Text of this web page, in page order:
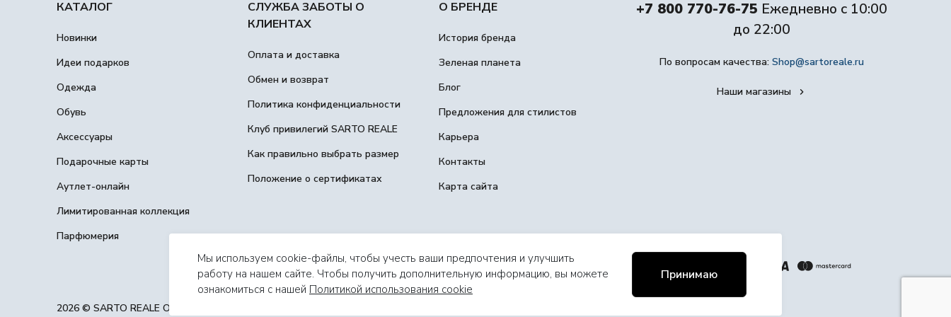
Мы используем cookie-файлы, чтобы учесть ваши предпочтения и улучшить
работу на нашем сайте. Чтобы получить дополнительную информацию, вы можете
ознакомиться с нашей Политикой использования cookie
Принимаю
КАТАЛОГ
Новинки
Идеи подарков
Одежда
Обувь
Аксессуары
Подарочные карты
Аутлет-онлайн
Лимитированная коллекция
Парфюмерия
СЛУЖБА ЗАБОТЫ О
КЛИЕНТАХ
Оплата и доставка
Обмен и возврат
Политика конфиденциальности
Клуб привилегий SARTO REALE
Как правильно выбрать размер
Положение о сертификатах
О БРЕНДЕ
История бренда
Зеленая планета
Блог
Предложения для стилистов
Карьера
Контакты
Карта сайта
+7 800 770-76-75 Ежедневно с 10:00
до 22:00
По вопросам качества:Shop@sartoreale.ru
Наши магазины
2026 © SARTO REALE ООО ИП Чупов М. А., ОГРНИП 322508100468223, ИНН 502503564995, г.Москва